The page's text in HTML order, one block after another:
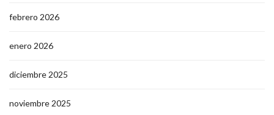
febrero 2026
enero 2026
diciembre 2025
noviembre 2025